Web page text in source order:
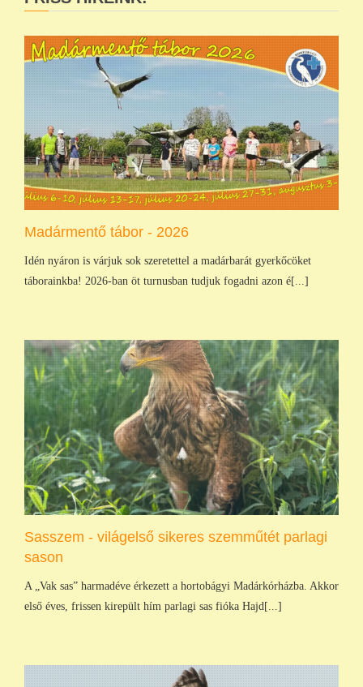
Madármentő tábor - 2026
Idén nyáron is várjuk sok szeretettel a madárbarát gyerkőcöket
táborainkba! 2026-ban öt turnusban tudjuk fogadni azon é[...]
Sasszem - világelső sikeres szemműtét parlagi
sason
A „Vak sas” harmadéve érkezett a hortobágyi Madárkórházba. Akkor
első éves, frissen kirepült hím parlagi sas fióka Hajd[...]